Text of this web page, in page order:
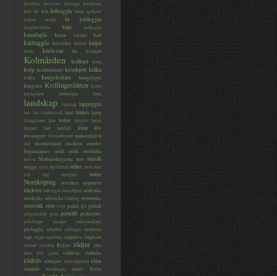
hundkäx
hussvala husvagn
hämpling
häst hö hök hökuggla höna igelkott
indian
insekt is jorduggla
jungfruslända kaja kalhygge
kanadagås kanin kastanj katt
kattuggla kaveldun klöver knipa
knott knölsvan ko kohäger
Kolmården koltrast korn
korp krabbspindel kronhjort kråka
kräfta kungsfiskare
kungsfågel
kungsörn Kvillingeslätten kyrka
käringtand
ladusvala lama
landskap lanskap lappuggla
larv lav liljekonvalj lind linnea ljung
ljungpipare ljus lodjur lunglav lupin
lupiner
lärk lärkfalk lönn löv
lövsångare lövträdlöpare makaonfjäril
mal mandarinand maskros
mindre
flugsnappare
mink moln morkulla
mossa Mullsjöskogarna mus musik
mygga myra myskbock måne mört natt
och dag
nattfjäril natur
Norrköping norrsken nyponros
näckros näktergal nässelfjäril nötkråka
nötskrika nötväcka Omberg ormbunke
ormvråk orre oxel padda pil pilfink
pilgrimsfalk pion porträtt praktejder
prästkrage pumpa pärlemorfjäril
pärluggla rabarber rallhäger rapphöna
raps regn regnbåge ringduva ringtrast
roskarl rotvälta Ryfors rådjur råka
råtta
röd glada rödbena rödhake
rödräv rödstjärt rödvingetrast rönn
rönnbär rörsångare rötter
Röttle